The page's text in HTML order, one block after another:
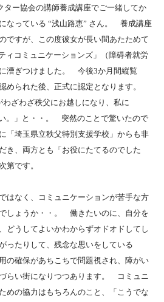
ター協会の講師養成講座でご一緒してか
なっている “浅山路恵” さん。 養成講座
ですが、この度彼女が長い間あたためて
ィコミュニケーションズ」（障碍者就労
漕ぎつけました。 今後3か月間縦覧
められた後、正式に認定となります。
ざわざ秩父にお越しになり、私に
い。」と・・。 突然のことで驚いたので
「埼玉県立秩父特別支援学校」からも非
き、両方とも「お役にたてるのでした
第です。
はなく、コミュニケーションが苦手な方
しょうか・・。 働きたいのに、自分を
どうしてよいかわからずオドオドしてし
ったりして、残念な思いをしている
確保があちこちで問題視され、障がい
らい街になりつつあります。 コミュニ
めの協力はもちろんのこと、「こうでな